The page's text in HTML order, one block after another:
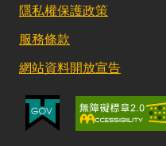
隱私權保護政策
服務條款
網站資料開放宣告